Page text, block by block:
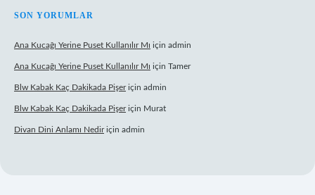
SON YORUMLAR
Ana Kucağı Yerine Puset Kullanılır Mı için admin
Ana Kucağı Yerine Puset Kullanılır Mı için Tamer
Blw Kabak Kaç Dakikada Pişeriçin admin
Blw Kabak Kaç Dakikada Pişeriçin Murat
Divan Dini Anlamı Nediriçin admin